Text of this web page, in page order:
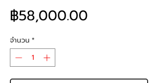
฿58,000.00
จำนวน *